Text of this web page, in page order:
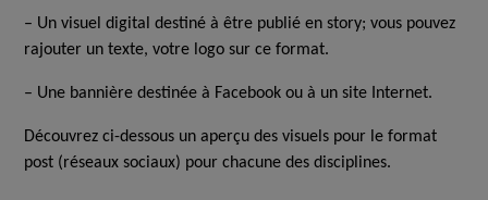
– Un visuel digital destiné à être publié en story; vous pouvez
rajouter un texte, votre logo sur ce format.
– Une bannière destinée à Facebook ou à un site Internet.
Découvrez ci-dessous un aperçu des visuels pour le format
post (réseaux sociaux) pour chacune des disciplines.